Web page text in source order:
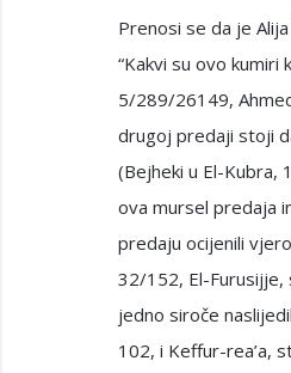
Prenosi se da je
“Kakvi su ovo kumiri
5/289/26149,
drugoj predaji stoji
(Bejheki u El-Kubra,
ova mursel predaja
predaju ocijenili
32/152, El-Furusijje,
jedno siroče
102, i Keffur-rea’a,